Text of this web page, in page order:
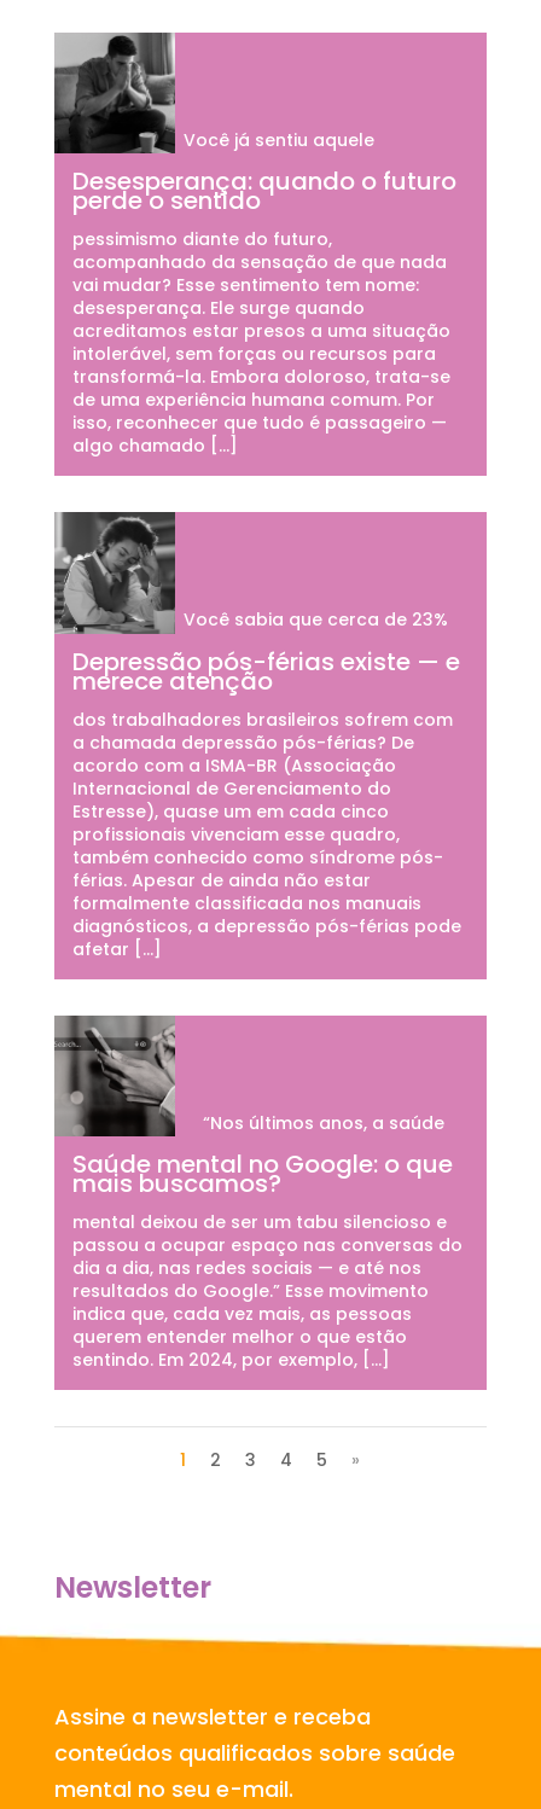
Desesperança: quando o futuro
perde o sentido
Você já sentiu aquele
pessimismo diante do futuro,
acompanhado da sensação de que nada
vai mudar? Esse sentimento tem nome:
desesperança. Ele surge quando
acreditamos estar presos a uma situação
intolerável, sem forças ou recursos para
transformá-la. Embora doloroso, trata-se
de uma experiência humana comum. Por
isso, reconhecer que tudo é passageiro —
algo chamado […]
Depressão pós-férias existe — e
merece atenção
Você sabia que cerca de 23%
dos trabalhadores brasileiros sofrem com
a chamada depressão pós-férias? De
acordo com a ISMA-BR (Associação
Internacional de Gerenciamento do
Estresse), quase um em cada cinco
profissionais vivenciam esse quadro,
também conhecido como síndrome pós-
férias. Apesar de ainda não estar
formalmente classificada nos manuais
diagnósticos, a depressão pós-férias pode
afetar […]
Saúde mental no Google: o que
mais buscamos?
“Nos últimos anos, a saúde
mental deixou de ser um tabu silencioso e
passou a ocupar espaço nas conversas do
dia a dia, nas redes sociais — e até nos
resultados do Google.” Esse movimento
indica que, cada vez mais, as pessoas
querem entender melhor o que estão
sentindo. Em 2024, por exemplo, […]
1 2 3 4 5 »
Newsletter
Assine a newsletter e receba
conteúdos qualificados sobre saúde
mental no seu e-mail.